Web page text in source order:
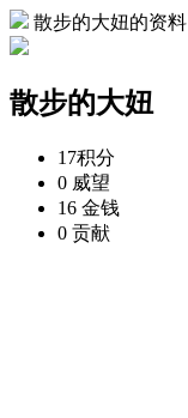
散步的大妞的资料
散步的大妞
17积分
0 威望
16 金钱
0 贡献